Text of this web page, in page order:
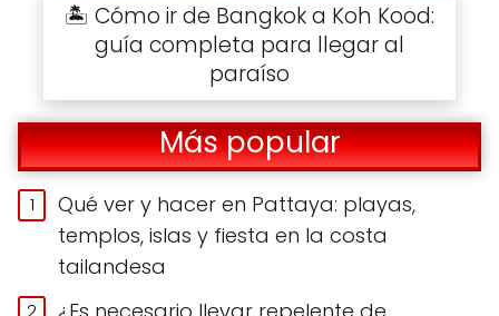
🏝️ Cómo ir de Bangkok a Koh Kood:
guía completa para llegar al
paraíso
Más popular
Qué ver y hacer en Pattaya: playas,
templos, islas y fiesta en la costa
tailandesa